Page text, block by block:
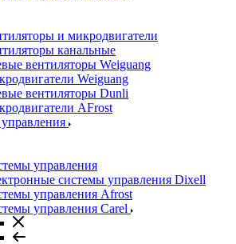
и микродвигатели
канальные
вентиляторы Weiguang
Weiguang
вентиляторы Dunli
AFrost
управления
системы управления Dixell
управления Afrost
управления Carel